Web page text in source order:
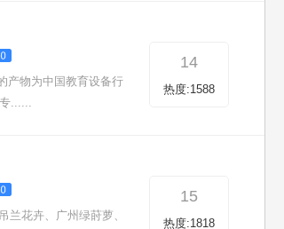
产物为中国教育设备行
......
14
热度:1588
兰花卉、广州绿莳萝、
15
热度:1818